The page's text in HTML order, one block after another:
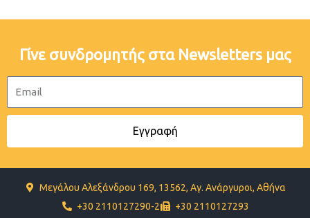
Γίνε συνδρομητής στα Newsletters μας
Εγγραφή
Μεγάλου Αλεξάνδρου 169, 13562, Αγ. Ανάργυροι, Αθήνα
+30 2110127290-2
+30 2110127293